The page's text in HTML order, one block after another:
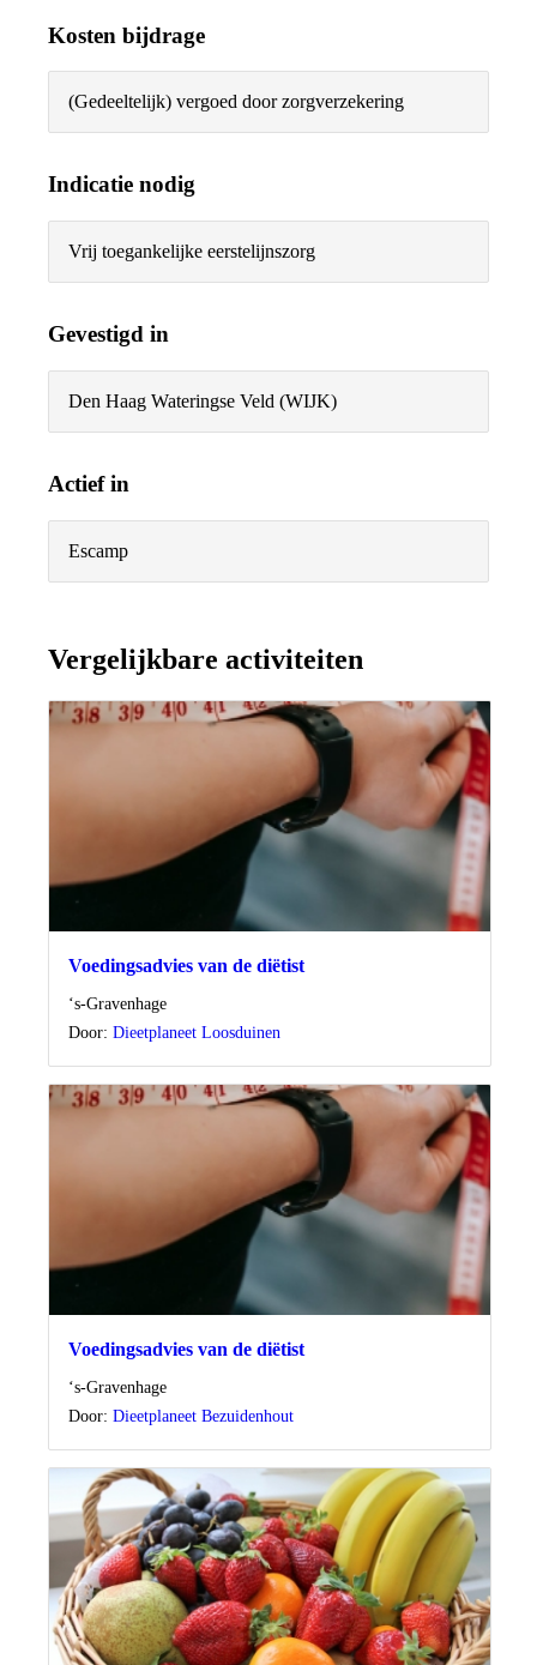
Kosten bijdrage
(Gedeeltelijk) vergoed door zorgverzekering
Indicatie nodig
Vrij toegankelijke eerstelijnszorg
Gevestigd in
Den Haag Wateringse Veld (WIJK)
Actief in
Escamp
Vergelijkbare activiteiten
Voedingsadvies van de diëtist
Locatie
‘s-Gravenhage
Door: Dieetplaneet Loosduinen
Voedingsadvies van de diëtist
Locatie
‘s-Gravenhage
Door: Dieetplaneet Bezuidenhout